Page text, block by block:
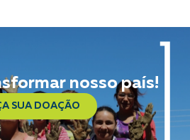
nosso país!
SUA DOAÇÃO